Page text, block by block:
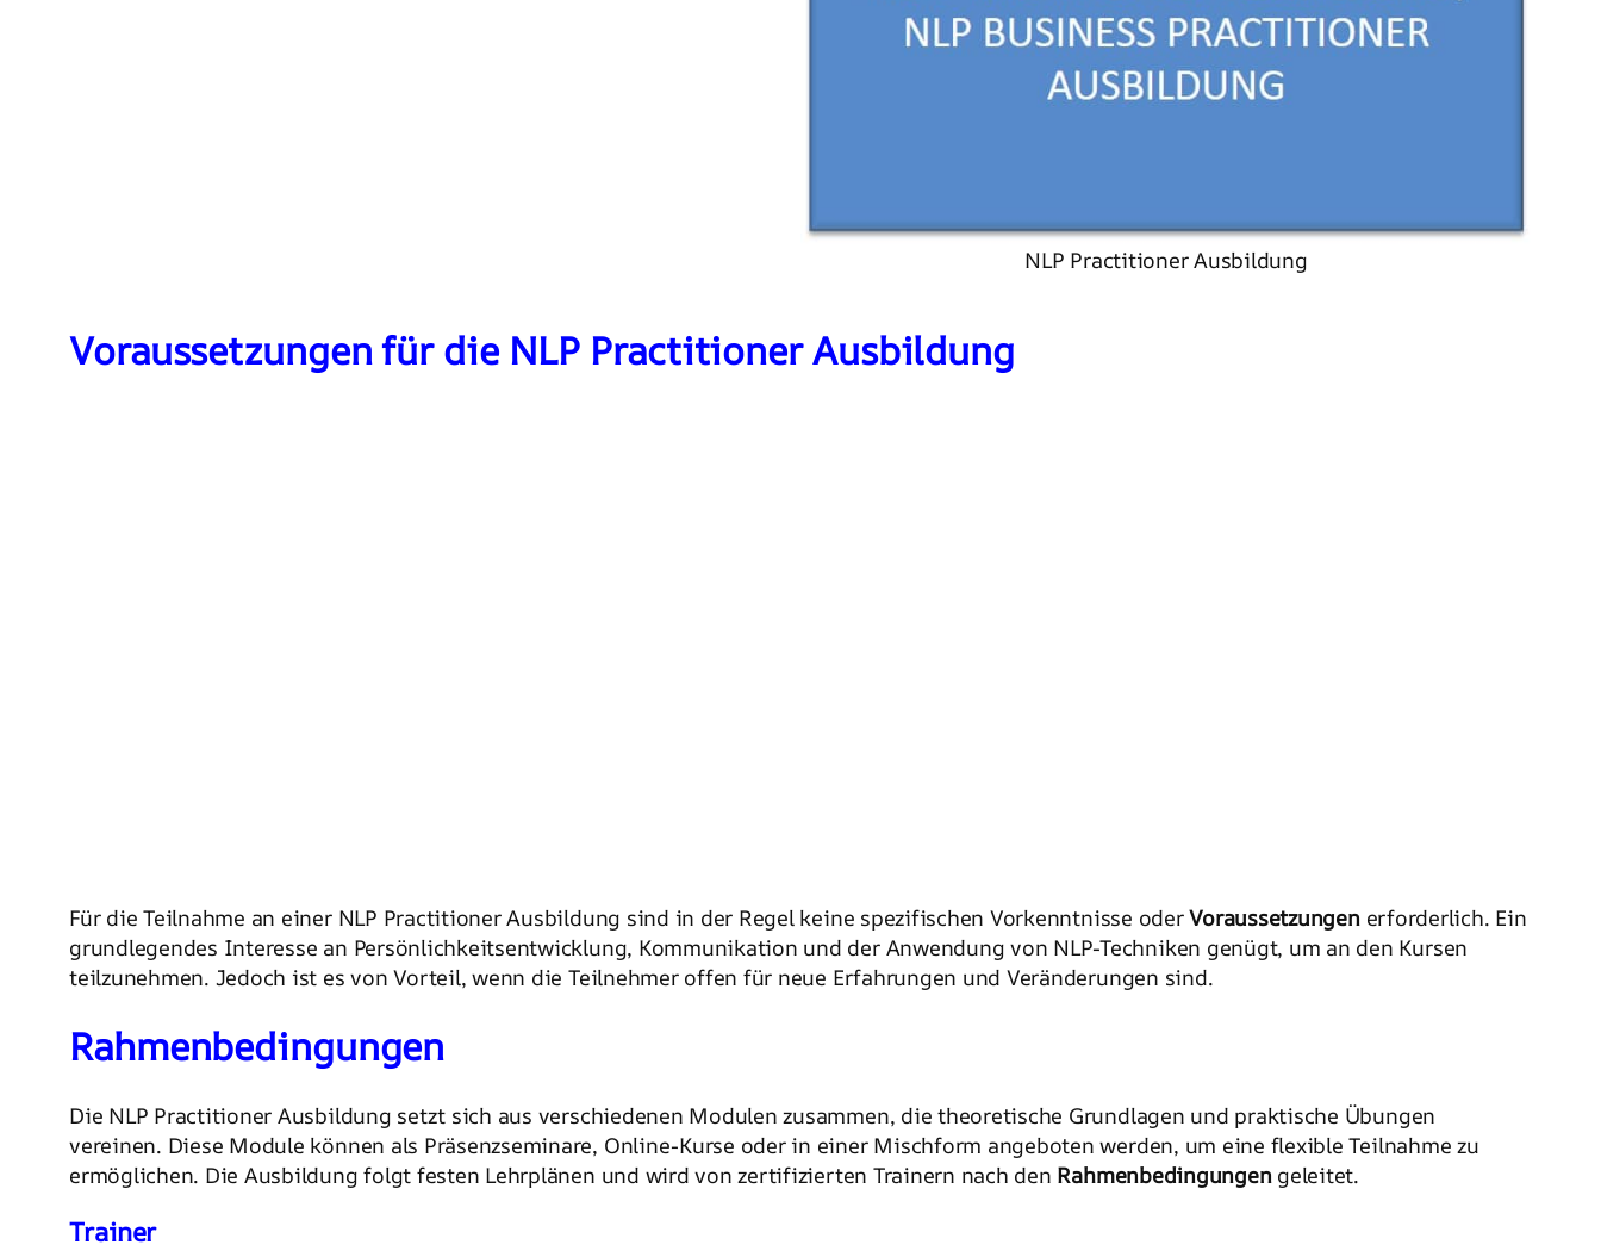
NLP Practitioner Ausbildung
Voraussetzungen für die NLP Practitioner Ausbildung
Für die Teilnahme an einer NLP Practitioner Ausbildung sind in der Regel keine spezifischen Vorkenntnisse oderVoraussetzungenerforderlich. Ein
grundlegendes Interesse an Persönlichkeitsentwicklung, Kommunikation und der Anwendung von NLP-Techniken genügt, um an den Kursen
teilzunehmen. Jedoch ist es von Vorteil, wenn die Teilnehmer offen für neue Erfahrungen und Veränderungen sind.
Rahmenbedingungen
Die NLP Practitioner Ausbildung setzt sich aus verschiedenen Modulen zusammen, die theoretische Grundlagen und praktische Übungen
vereinen. Diese Module können als Präsenzseminare, Online-Kurse oder in einer Mischform angeboten werden, um eine flexible Teilnahme zu
ermöglichen. Die Ausbildung folgt festen Lehrplänen und wird von zertifizierten Trainern nach den Rahmenbedingungengeleitet.
Trainer